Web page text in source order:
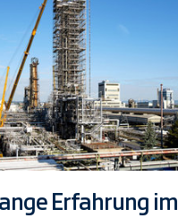
Erfahrung im